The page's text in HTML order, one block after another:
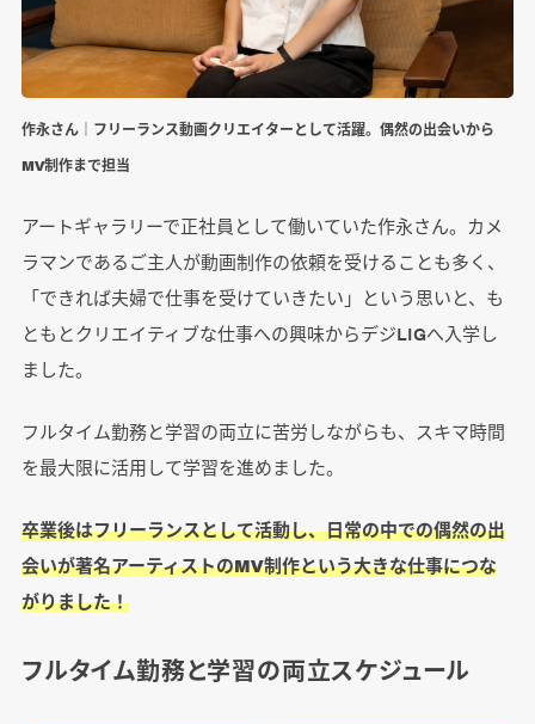
作永さん｜フリーランス動画クリエイターとして活躍。偶然の出会いから
MV制作まで担当
アートギャラリーで正社員として働いていた作永さん。カメ
ラマンであるご主人が動画制作の依頼を受けることも多く、
「できれば夫婦で仕事を受けていきたい」という思いと、も
ともとクリエイティブな仕事への興味からデジLIGへ入学し
ました。
フルタイム勤務と学習の両立に苦労しながらも、スキマ時間
を最大限に活用して学習を進めました。
卒業後はフリーランスとして活動し、日常の中での偶然の出
会いが著名アーティストのMV制作という大きな仕事につな
がりました！
フルタイム勤務と学習の両立スケジュール